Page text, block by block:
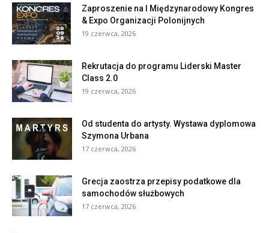
Zaproszenie na I Międzynarodowy Kongres
& Expo Organizacji Polonijnych
19 czerwca, 2026
Rekrutacja do programu Liderski Master
Class 2.0
19 czerwca, 2026
Od studenta do artysty. Wystawa dyplomowa
Szymona Urbana
17 czerwca, 2026
Grecja zaostrza przepisy podatkowe dla
samochodów służbowych
17 czerwca, 2026